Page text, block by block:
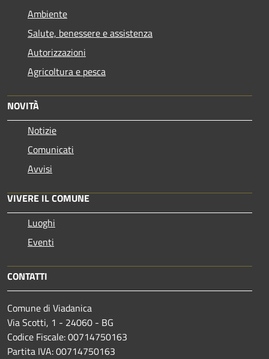
Ambiente
Salute, benessere e assistenza
Autorizzazioni
Agricoltura e pesca
NOVITÀ
Notizie
Comunicati
Avvisi
VIVERE IL COMUNE
Luoghi
Eventi
CONTATTI
Comune di Viadanica
Via Scotti, 1 - 24060 - BG
Codice Fiscale: 00714750163
Partita IVA: 00714750163